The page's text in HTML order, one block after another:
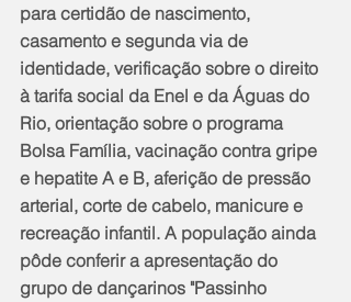
para certidão de nascimento,
casamento e segunda via de
identidade, verificação sobre o direito
à tarifa social da Enel e da Águas do
Rio, orientação sobre o programa
Bolsa Família, vacinação contra gripe
e hepatite A e B, aferição de pressão
arterial, corte de cabelo, manicure e
recreação infantil. A população ainda
pôde conferir a apresentação do
grupo de dançarinos "Passinho